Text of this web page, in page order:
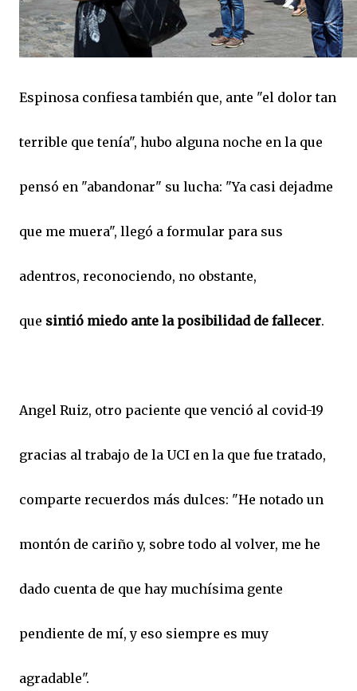
Espinosa confiesa también que, ante "el dolor tan
terrible que tenía", hubo alguna noche en la que
pensó en "abandonar" su lucha: "Ya casi dejadme
que me muera", llegó a formular para sus
adentros, reconociendo, no obstante,
que sintió miedo ante la posibilidad de fallecer.
Angel Ruiz, otro paciente que venció al covid-19
gracias al trabajo de la UCI en la que fue tratado,
comparte recuerdos más dulces: "He notado un
montón de cariño y, sobre todo al volver, me he
dado cuenta de que hay muchísima gente
pendiente de mí, y eso siempre es muy
agradable".